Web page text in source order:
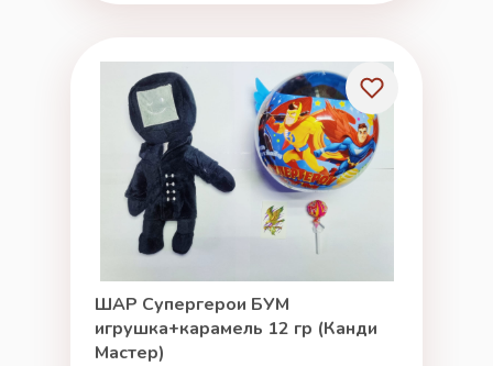
ШАР Супергерои БУМ
игрушка+карамель 12 гр (Канди
Мастер)